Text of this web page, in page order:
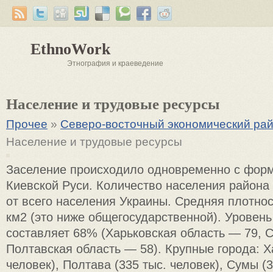
EthnoWork
Этнография и краеведение
Население и трудовые ресурсы
Прочее » Северо-восточный экономический
Население и трудовые ресурсы
Заселение происходило одновременно с
Киевской Руси. Количество населения
от всего населения Украины. Средняя
км2 (это ниже общегосударственной).
составляет 68% (Харьковская область — 79,
Полтавская область — 58). Крупные города:
человек), Полтава (335 тыс. человек), Сумы